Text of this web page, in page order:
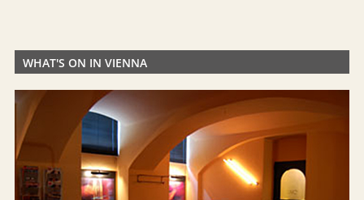
WHAT'S ON IN VIENNA